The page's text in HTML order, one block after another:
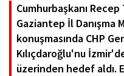
Cumhurbaşkanı
Gaziantep İl Danışma
konuşmasında CHP
Kılıçdaroğlu'nu
üzerinden hedef aldı.